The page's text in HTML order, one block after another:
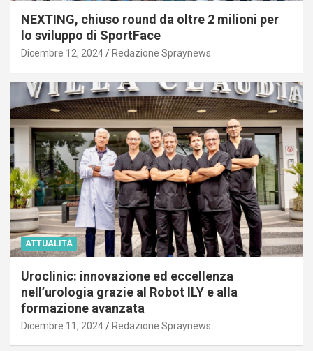
NEXTING, chiuso round da oltre 2 milioni per
lo sviluppo di SportFace
Dicembre 12, 2024 Redazione Spraynews
ATTUALITÀ
Uroclinic: innovazione ed eccellenza
nell’urologia grazie al Robot ILY e alla
formazione avanzata
Dicembre 11, 2024 Redazione Spraynews